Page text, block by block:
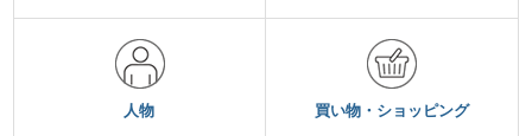
人物 買い物・ショッピング